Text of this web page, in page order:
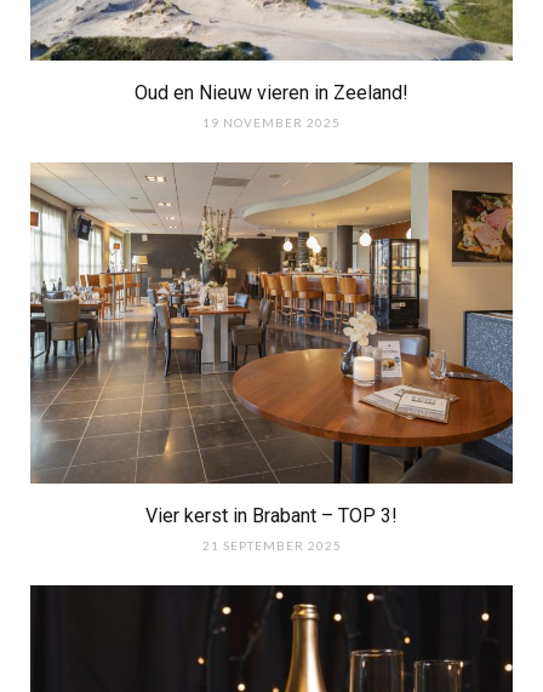
Oud en Nieuw vieren in Zeeland!
19 NOVEMBER 2025
Vier kerst in Brabant – TOP 3!
21 SEPTEMBER 2025